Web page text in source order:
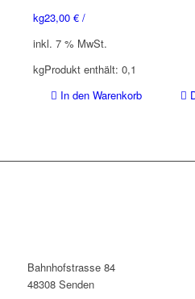
23,00 €/
kg
inkl. 7 % MwSt.
Produkt enthält: 0,1
kg
In den Warenkorb
Bahnhofstrasse 84
48308 Senden